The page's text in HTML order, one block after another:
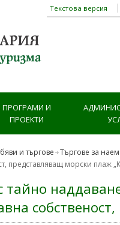
Текстова версия
ПРОГРАМИ И
ПРОЕКТИ
и търгове Търгове за
представляващ морски плаж
тайно